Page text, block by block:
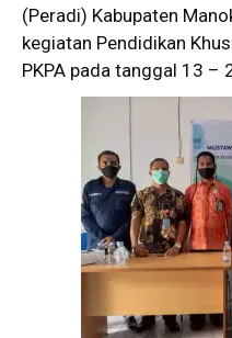
(Peradi) Kabupaten
kegiatan Pendidikan
PKPA pada tanggal 13 –